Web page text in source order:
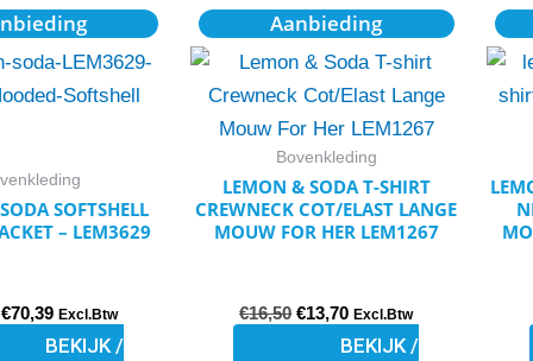
SOFTSHELL
– LEM3629
Oorspronkelijke
prijs
was:
€70,39
Huidige
prijs
is:
Excl.Btw
BEKIJK /
Dit
product
heeft
Deze
optie
worden
op
Aanbieding
Bovenkleding
LEMON & SODA T-SHIRT
CREWNECK COT/ELAST LANGE
MOUW FOR HER LEM1267
€16,50
Oorspronkelijke
prijs
was:
€13,70
Huidige
prijs
is:
Excl.Btw
BEKIJK /
Dit
product
heeft
meerdere
variaties.
Deze
optie
worden
op